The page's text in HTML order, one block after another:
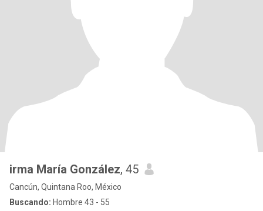
irma María González, 45
Cancún, Quintana Roo, México
Buscando: Hombre 43 - 55